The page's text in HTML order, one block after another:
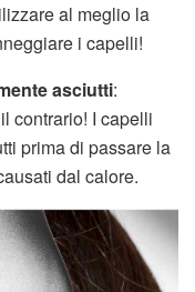
al meglio la
i capelli!
asciutti:
contrario! I capelli
prima di passare la
dal calore.